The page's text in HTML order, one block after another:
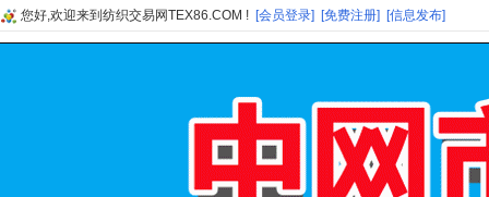
您好,欢迎来到纺织交易网TEX86.COM ! [会员登录] [免费注册] [信息发布]